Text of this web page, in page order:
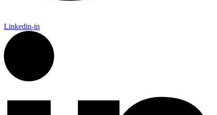
Linkedin-in